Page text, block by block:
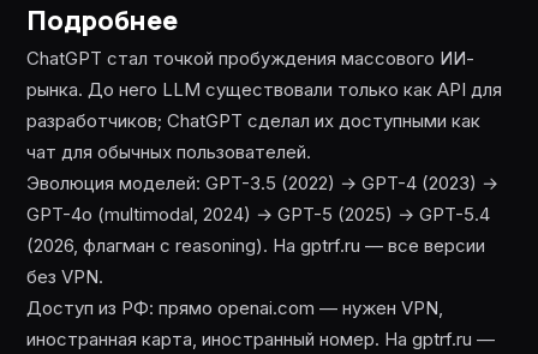
Подробнее
ChatGPT стал точкой пробуждения массового ИИ-
рынка. До него LLM существовали только как API для
разработчиков; ChatGPT сделал их доступными как
чат для обычных пользователей.
Эволюция моделей: GPT-3.5 (2022) → GPT-4 (2023) →
GPT-4o (multimodal, 2024) → GPT-5 (2025) → GPT-5.4
(2026, флагман с reasoning). На gptrf.ru — все версии
без VPN.
Доступ из РФ: прямо openai.com — нужен VPN,
иностранная карта, иностранный номер. На gptrf.ru —